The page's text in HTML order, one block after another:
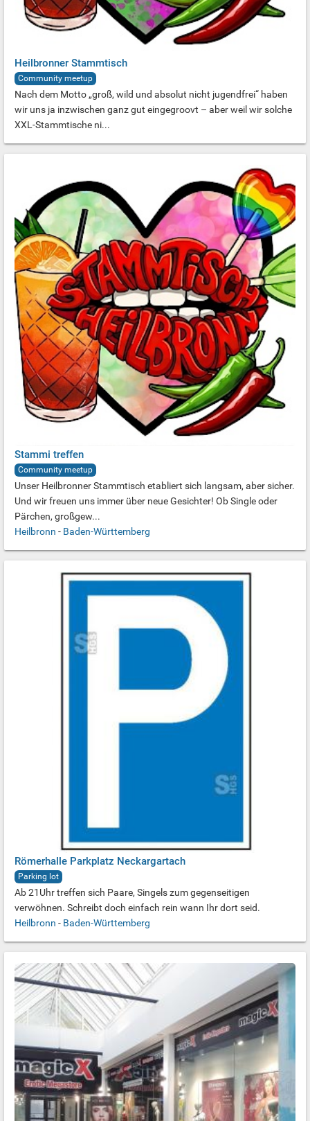
Heilbronner Stammtisch
Community meetup
Nach dem Motto „groß, wild und absolut nicht jugendfrei“ haben
wir uns ja inzwischen ganz gut eingegroovt – aber weil wir solche
XXL-Stammtische ni...
Stammi treffen
Community meetup
Unser Heilbronner Stammtisch etabliert sich langsam, aber sicher.
Und wir freuen uns immer über neue Gesichter! Ob Single oder
Pärchen, großgew...
Heilbronn - Baden-Württemberg
Römerhalle Parkplatz Neckargartach
Parking lot
Ab 21Uhr treffen sich Paare, Singels zum gegenseitigen
verwöhnen. Schreibt doch einfach rein wann Ihr dort seid.
Heilbronn - Baden-Württemberg